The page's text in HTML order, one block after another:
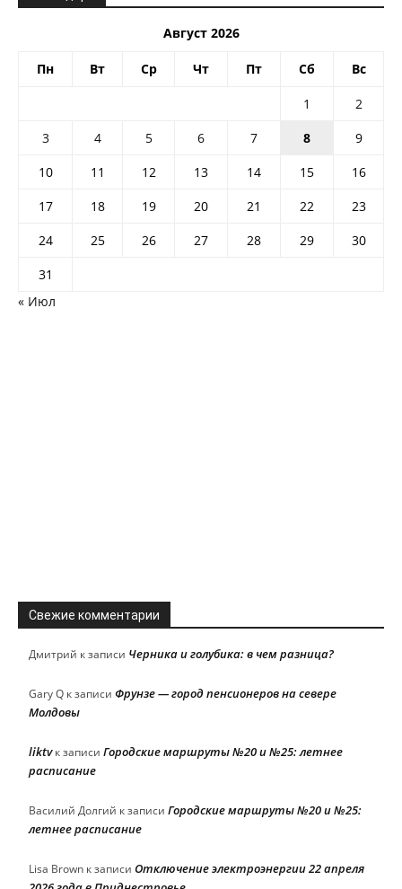
Август 2026
Пн Вт Ср Чт Пт Сб Вс
1
2
3
4 5 6 7 8
9
10
11 12 13 14 15
16
17
18 19 20 21 22
23
24
25 26 27 28 29
30
31
« Июл
Свежие комментарии
Дмитрий к записи Черника и голубика: в чем разница?
Gary Q к записи Фрунзе — город пенсионеров на севере
Молдовы
liktvк записи Городские маршруты №20 и №25: летнее
расписание
Василий Долгий к записи Городские маршруты №20 и №25:
летнее расписание
Lisa Brown к записи Отключение электроэнергии 22 апреля